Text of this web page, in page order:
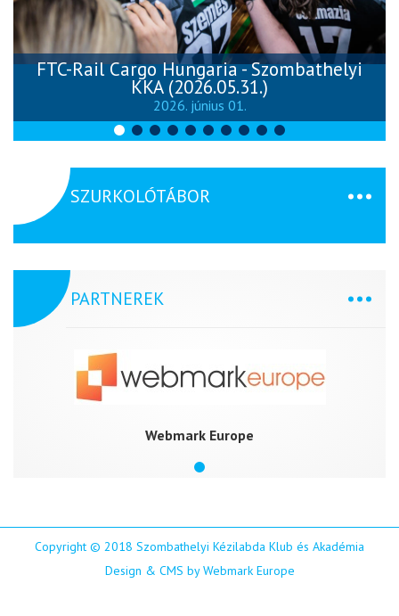
FTC-Rail Cargo Hungaria - Szombathelyi
KKA (2026.05.31.)
2026. június 01.
SZURKOLÓTÁBOR
PARTNEREK
Webmark Europe
Copyright © 2018 Szombathelyi Kézilabda Klub és Akadémia
Design & CMS by Webmark Europe